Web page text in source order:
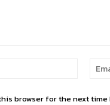
Name:*
browser for the next time